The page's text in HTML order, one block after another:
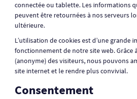
connectée ou tablette. Les informations
peuvent être retournées à nos serveurs
ultérieure.
L’utilisation de cookies est d’une grande
fonctionnement de notre site web. Grâce
(anonyme) des visiteurs, nous pouvons
site internet et le rendre plus convivial.
Consentement